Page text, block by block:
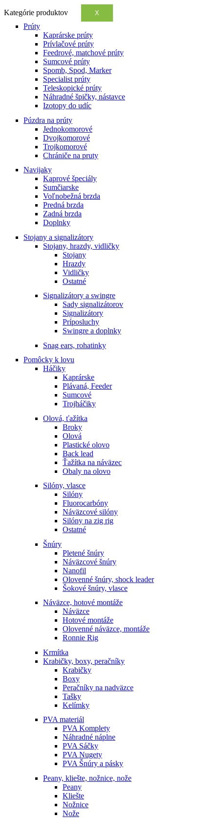
Kategórie produktov X
Prúty
Kaprárske prúty
Prívlačové prúty
Feedrové, matchové prúty
Sumcové prúty
Spomb, Spod, Marker
Specialist prúty
Teleskopické prúty
Náhradné špičky, nástavce
Izotopy do udíc
Púzdra na prúty
Jednokomorové
Dvojkomorové
Trojkomorové
Chrániče na pruty
Navijaky
Kaprové špeciály
Sumčiarske
Voľnobežná brzda
Predná brzda
Zadná brzda
Doplnky
Stojany a signalizátory
Stojany, hrazdy, vidličky
Stojany
Hrazdy
Vidličky
Ostatné
Signalizátory a swingre
Sady signalizátorov
Signalizátory
Príposluchy
Swingre a doplnky
Snag ears, rohatinky
Pomôcky k lovu
Háčiky
Kaprárske
Plávaná, Feeder
Sumcové
Trojháčiky
Olová, ťažítka
Broky
Olová
Plastické olovo
Back lead
Ťažítka na náväzec
Obaly na olovo
Silóny, vlasce
Silóny
Fluorocarbóny
Náväzcové silóny
Silóny na zig rig
Ostatné
Šnúry
Pletené šnúry
Náväzcové šnúry
Nanofil
Olovenné šnúry, shock leader
Šokové šnúry, vlasce
Náväzce, hotové montáže
Náväzce
Hotové montáže
Olovenné náväzce, montáže
Ronnie Rig
Krmítka
Krabičky, boxy, peračníky
Krabičky
Boxy
Peračníky na nadväzce
Tašky
Kelímky
PVA materiál
PVA Komplety
Náhradné náplne
PVA Sáčky
PVA Nugety
PVA Šnúry a pásky
Peany, kliešte, nožnice, nože
Peany
Kliešte
Nožnice
Nože